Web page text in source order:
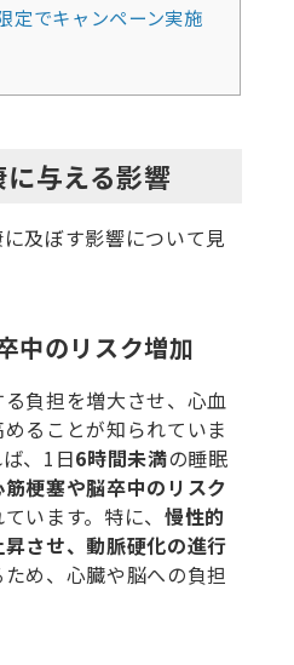
定でキャンペーン実施
与える影響
及ぼす影響について見
中のリスク増加
負担を増大させ、心血
ることが知られていま
、1日6時間未満の睡眠
筋梗塞や脳卒中のリスク
います。特に、 慢性的
させ、動脈硬化の進行
め、心臓や脳への負担